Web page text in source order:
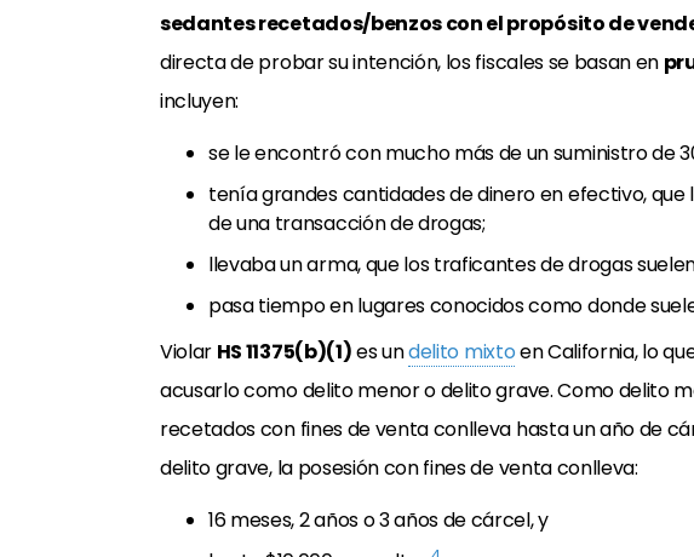
sedantes recetados/benzos con el propósito de
directa de probar su intención, los fiscales se basan en
incluyen:
se le encontró con mucho más de un suministro de
tenía grandes cantidades de dinero en efectivo,
de una transacción de drogas;
llevaba un arma, que los traficantes de drogas
pasa tiempo en lugares conocidos como donde
Violar HS 11375(b)(1)es undelito mixtoen California, lo
acusarlo como delito menor o delito grave. Como delito
recetados con fines de venta conlleva hasta un año de
delito grave, la posesión con fines de venta conlleva:
16 meses, 2 años o 3 años de cárcel, y